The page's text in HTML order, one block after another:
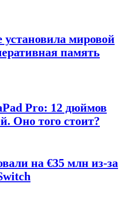
мировой
память
Pro: 12 дюймов
Оно того стоит?
на €35 млн из-за